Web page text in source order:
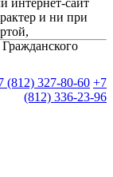
(812) 327-80-60 +7
(812) 336-23-96
и ни при